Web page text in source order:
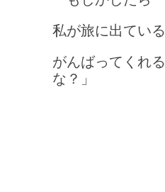
私が旅に出ている
がんばってくれ
な？」